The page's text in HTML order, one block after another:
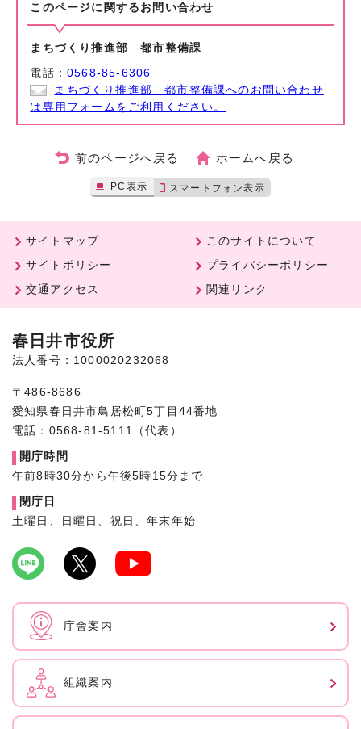
このページに関する お問い合わせ
まちづくり推進部 都市整備課
電話：0568-85-6306
まちづくり推進部 都市整備課へのお問い合わせ
は専用フォームをご利用ください。
前のページへ戻る ホームへ戻る
PC表示 スマートフォン表示
サイトマップ
このサイトについて
サイトポリシー
プライバシーポリシー
交通アクセス
関連リンク
春日井市役所
法人番号：1000020232068
〒486-8686
愛知県春日井市鳥居松町5丁目44番地
電話：0568-81-5111（代表）
開庁時間
午前8時30分から午後5時15分まで
閉庁日
土曜日、日曜日、祝日、年末年始
庁舎案内
組織案内